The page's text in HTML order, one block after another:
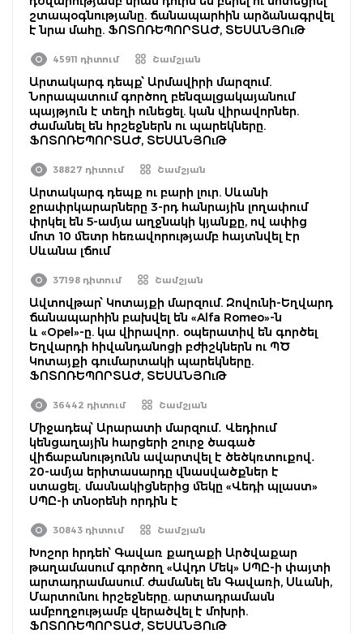
շտապօգնությանը. ճանապարհին արձանագրվել
է նրա մահը. ՖՈՏՈՌԵՊՈՐՏԱԺ, ՏԵՍԱՆՅՈւԹ
45911 դիտում Շամշյան
Արտակարգ դեպք՝ Արմավիրի մարզում.
Նորապատում գործող բենզալցակայանում
պայթյուն է տեղի ունեցել. կան վիրավորներ.
ժամանել են հրշեջներն ու պարեկները.
ՖՈՏՈՌԵՊՈՐՏԱԺ, ՏԵՍԱՆՅՈւԹ
38827 դիտում Շամշյան
Արտակարգ դեպք ու բարի լուր. Սևանի
ջրափրկարարները 3-րդ հանրային լողափում
փրկել են 5-ամյա աղջնակի կյանքը, ով ափից
մոտ 10 մետր հեռավորությամբ հայտնվել էր
Սևանա լճում
37198 դիտում Շամշյան
Ավտովթար՝ Կոտայքի մարզում. Զովունի-Եղվարդ
ճանապարհին բախվել են «Alfa Romeo»-ն
և «Opel»-ը. կա վիրավոր․ օպերատիվ են գործել
Եղվարդի հիվանդանոցի բժիշկներն ու ՊԾ
Կոտայքի գումարտակի պարեկները.
ՖՈՏՈՌԵՊՈՐՏԱԺ, ՏԵՍԱՆՅՈւԹ
36442 դիտում Շամշյան
Միջադեպ՝ Արարատի մարզում․ Վեդիում
կենցաղային հարցերի շուրջ ծագած
վիճաբանությունն ավարտվել է ծեծկռտուքով․
20-ամյա երիտասարդը վնասվածքներ է
ստացել․ մասնակիցներից մեկը «Վեդի պլաստ»
ՍՊԸ-ի տնօրենի որդին է
30843 դիտում Շամշյան
Խոշոր հրդեհ՝ Գավառ քաղաքի Արծվաքար
թաղամասում գործող «Ավդո Մեկ» ՍՊԸ-ի փայտի
արտադրամասում. ժամանել են Գավառի, Սևանի,
Մարտունու հրշեջները. արտադրամասն
ամբողջությամբ վերածվել է մոխրի.
ՖՈՏՈՌԵՊՈՐՏԱԺ, ՏԵՍԱՆՅՈւԹ